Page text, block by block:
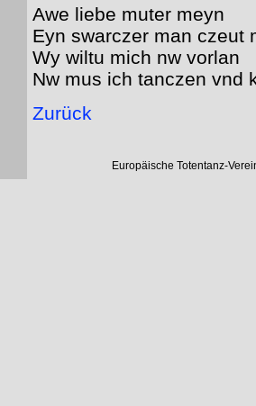
Awe liebe muter meyn
Eyn swarczer man czeut
Wy wiltu mich nw vorlan
Nw mus ich tanczen vnd
Zurück
Europäische Totentanz-